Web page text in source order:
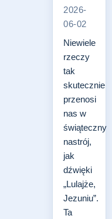
2026-
06-02
Niewiele
rzeczy
tak
skutecznie
przenosi
nas w
świąteczny
nastrój,
jak
dźwięki
„Lulajże,
Jezuniu”.
Ta